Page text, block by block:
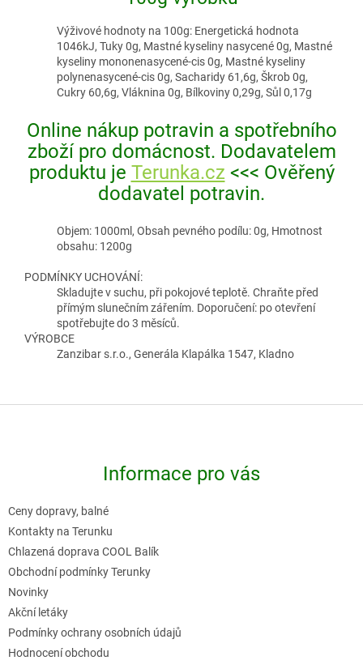
Výživové hodnoty na 100g: Energetická hodnota
1046kJ, Tuky 0g, Mastné kyseliny nasycené 0g, Mastné
kyseliny mononenasycené-cis 0g, Mastné kyseliny
polynenasycené-cis 0g, Sacharidy 61,6g, Škrob 0g,
Cukry 60,6g, Vláknina 0g, Bílkoviny 0,29g, Sůl 0,17g
Online nákup potravin a spotřebního
zboží pro domácnost. Dodavatelem
produktu je Terunka.cz <<< Ověřený
dodavatel potravin.
Objem: 1000ml, Obsah pevného podílu: 0g, Hmotnost
obsahu: 1200g
PODMÍNKY UCHOVÁNÍ:
Skladujte v suchu, při pokojové teplotě. Chraňte před
přímým slunečním zářením. Doporučení: po otevření
spotřebujte do 3 měsíců.
VÝROBCE
Zanzibar s.r.o., Generála Klapálka 1547, Kladno
Informace pro vás
Ceny dopravy, balné
Kontakty na Terunku
Chlazená doprava COOL Balík
Obchodní podmínky Terunky
Novinky
Akční letáky
Podmínky ochrany osobních údajů
Hodnocení obchodu